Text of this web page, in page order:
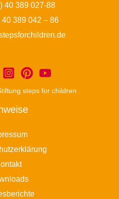
40 389 027-88
40 389 042 – 86
steps for children